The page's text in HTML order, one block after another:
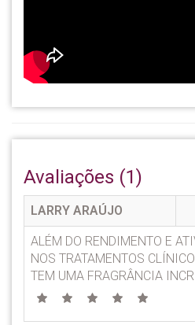
Avaliações (1)
LARRY ARAÚJO
ALÉM DO RENDIMENTO E
NOS TRATAMENTOS
TEM UMA FRAGRÂNCIA